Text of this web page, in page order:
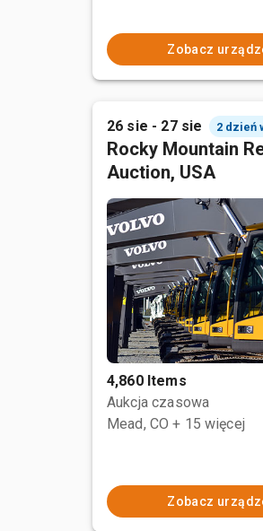
Zobacz
26 sie - 27 sie 2 dzień
Rocky Mountain
Auction, USA
4,860 Items
Aukcja czasowa
Mead, CO + 15 więcej
Zobacz